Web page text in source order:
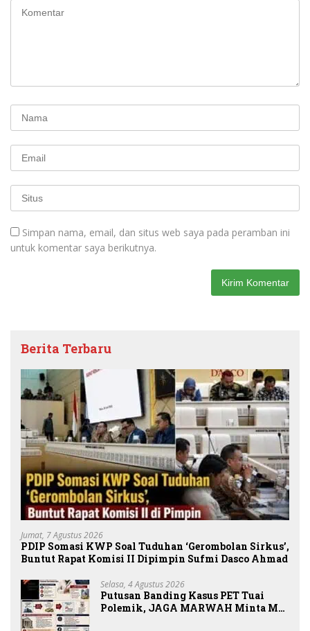
Simpan nama, email, dan situs web saya pada peramban ini
untuk komentar saya berikutnya.
Berita Terbaru
Jumat, 7 Agustus 2026
PDIP Somasi KWP Soal Tuduhan ‘Gerombolan Sirkus’,
Buntut Rapat Komisi II Dipimpin Sufmi Dasco Ahmad
Selasa, 4 Agustus 2026
Putusan Banding Kasus PET Tuai
Polemik, JAGA MARWAH Minta MA